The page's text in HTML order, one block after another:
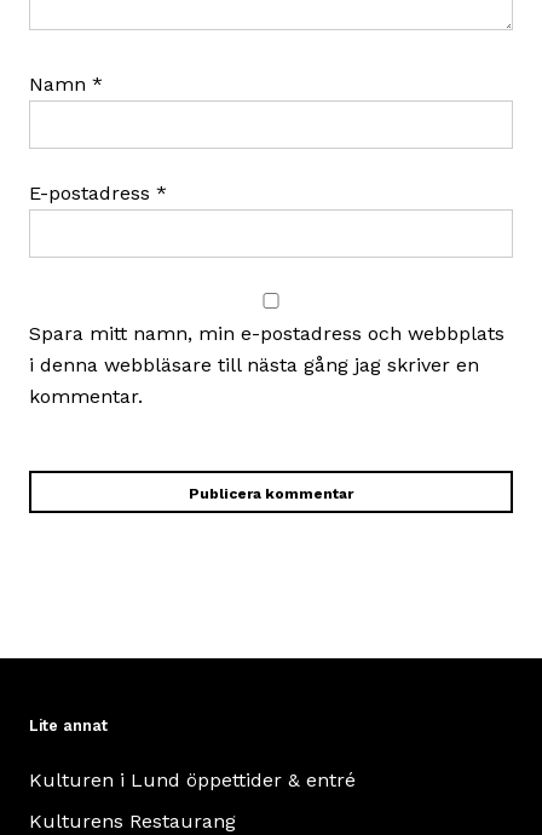
Namn *
E-postadress *
Spara mitt namn, min e-postadress och webbplats
i denna webbläsare till nästa gång jag skriver en
kommentar.
Lite annat
Kulturen i Lund öppettider & entré
Kulturens Restaurang